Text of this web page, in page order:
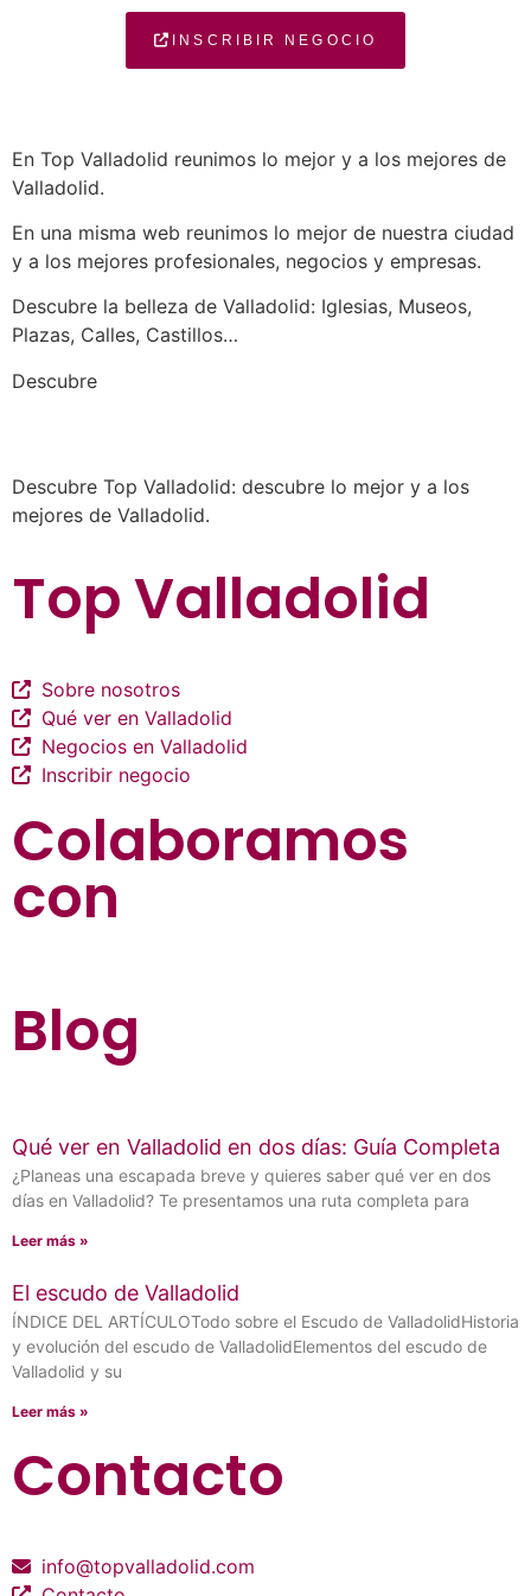
INSCRIBIR NEGOCIO
En Top Valladolid reunimos lo mejor y a los mejores de
Valladolid.
En una misma web reunimos lo mejor de nuestra ciudad
y a los mejores profesionales, negocios y empresas.
Descubre la belleza de Valladolid: Iglesias, Museos,
Plazas, Calles, Castillos…
Descubre
Descubre Top Valladolid: descubre lo mejor y a los
mejores de Valladolid.
Top Valladolid
Sobre nosotros
Qué ver en Valladolid
Negocios en Valladolid
Inscribir negocio
Colaboramos
con
Blog
Qué ver en Valladolid en dos días: Guía Completa
¿Planeas una escapada breve y quieres saber qué ver en dos
días en Valladolid? Te presentamos una ruta completa para
Leer más »
El escudo de Valladolid
ÍNDICE DEL ARTÍCULOTodo sobre el Escudo de ValladolidHistoria
y evolución del escudo de ValladolidElementos del escudo de
Valladolid y su
Leer más »
Contacto
info@topvalladolid.com